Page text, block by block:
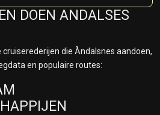
DOEN ANDALSES
cruiserederijen die Åndalsnes aandoen,
en populaire routes: